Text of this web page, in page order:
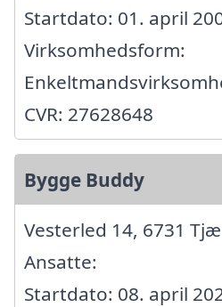
Startdato: 01. april
Virksomhedsform:
CVR: 27628648
Bygge Buddy
Vesterled 14, 6731
Ansatte:
Startdato: 08. april